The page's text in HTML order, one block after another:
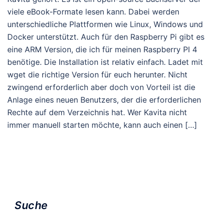
viele eBook-Formate lesen kann. Dabei werden
unterschiedliche Plattformen wie Linux, Windows und
Docker unterstützt. Auch für den Raspberry Pi gibt es
eine ARM Version, die ich für meinen Raspberry PI 4
benötige. Die Installation ist relativ einfach. Ladet mit
wget die richtige Version für euch herunter. Nicht
zwingend erforderlich aber doch von Vorteil ist die
Anlage eines neuen Benutzers, der die erforderlichen
Rechte auf dem Verzeichnis hat. Wer Kavita nicht
immer manuell starten möchte, kann auch einen […]
Suche